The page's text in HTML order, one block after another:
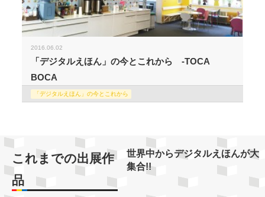
2016.06.02
「デジタルえほん」の今とこれから -TOCA
BOCA
「デジタルえほん」の今とこれから
これまでの出展作
品
世界中からデジタルえほんが大
集合!!